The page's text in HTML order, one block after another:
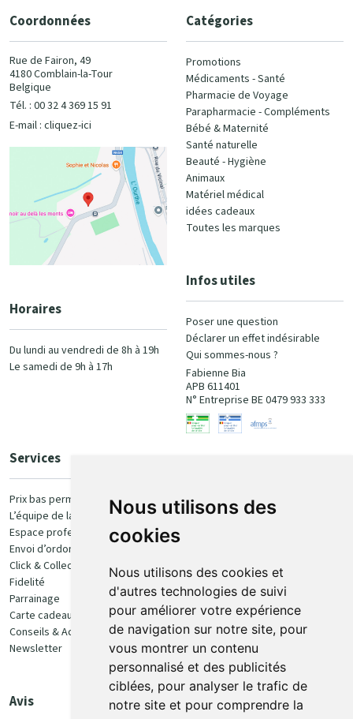
Nous utilisons des
cookies
Nous utilisons des cookies et
d'autres technologies de suivi
pour améliorer votre expérience
de navigation sur notre site, pour
vous montrer un contenu
personnalisé et des publicités
ciblées, pour analyser le trafic de
notre site et pour comprendre la
Coordonnées
Rue de Fairon, 49
4180 Comblain-la-Tour
Belgique
Tél. : 00 32 4 369 15 91
E-mail : cliquez-ici
Horaires
Du lundi au vendredi de 8h à 19h
Le samedi de 9h à 17h
Catégories
Promotions
Médicaments - Santé
Pharmacie de Voyage
Parapharmacie - Compléments
Bébé & Maternité
Santé naturelle
Beauté - Hygiène
Animaux
Matériel médical
idées cadeaux
Toutes les marques
Infos utiles
Poser une question
Déclarer un effet indésirable
Qui sommes-nous ?
Fabienne Bia
APB 611401
N° Entreprise BE 0479 933 333
Services
Prix bas permanent
L’équipe de la pharmacie
Espace professionnel
Envoi d’ordonnance
Click & Collect
Fidelité
Parrainage
Carte cadeau
Conseils & Actualités
Newsletter
Avis
100% sécurisé
Retrait et livraison
Retrait en Click & Collect
Livraison à domicile
Livraison en Point Relais